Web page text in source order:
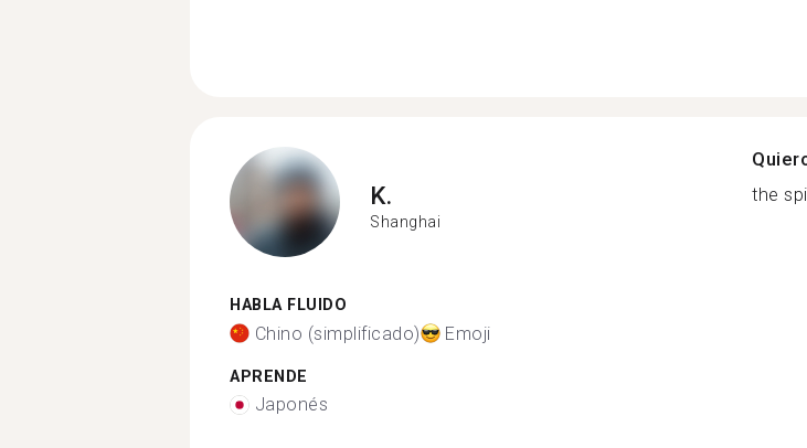
K.
Shanghai
HABLA FLUIDO
Chino (simplificado) Emoji
APRENDE
Japonés
the